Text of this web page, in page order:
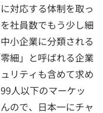
対応する体制を取っ
社員数でもう少し細
小企業に分類される
細」と呼ばれる企業
リティも含めて求め
人以下のマーケッ
ので、日本一にチャ